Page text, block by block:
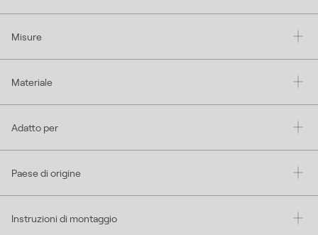
Misure
Materiale
Adatto per
Paese di origine
Instruzioni di montaggio